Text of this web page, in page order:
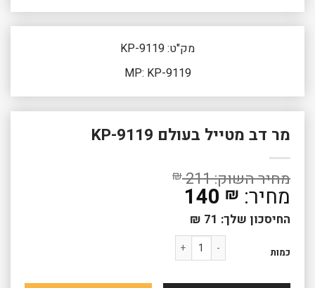
מק"ט: KP-9119
MP: KP-9119
מר דב מטייל בעולם KP-9119
211
₪
140 ₪
החיסכון שלך: ₪
כמות
כמות של מר דב מטייל בעולם KP-9119